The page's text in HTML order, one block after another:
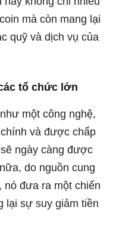
mà còn mang lại
quỹ và dịch vụ của
tổ chức lớn
một công nghệ,
và được chấp
ngày càng được
do nguồn cung
nó đưa ra một chiến
lại sự suy giảm tiền